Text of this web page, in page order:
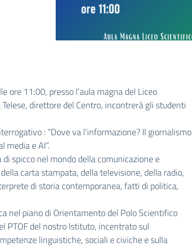
ore 11:00, presso l’aula magna del Liceo
Telese, direttore del Centro, incontrerà gli studenti
: “Dove va l’informazione? Il giornalismo
media e AI”.
di spicco nel mondo della comunicazione e
carta stampata, della televisione, della radio,
di storia contemporanea, fatti di politica,
nel piano di Orientamento del Polo Scientifico
PTOF del nostro Istituto, incentrato sul
linguistiche, sociali e civiche e sulla